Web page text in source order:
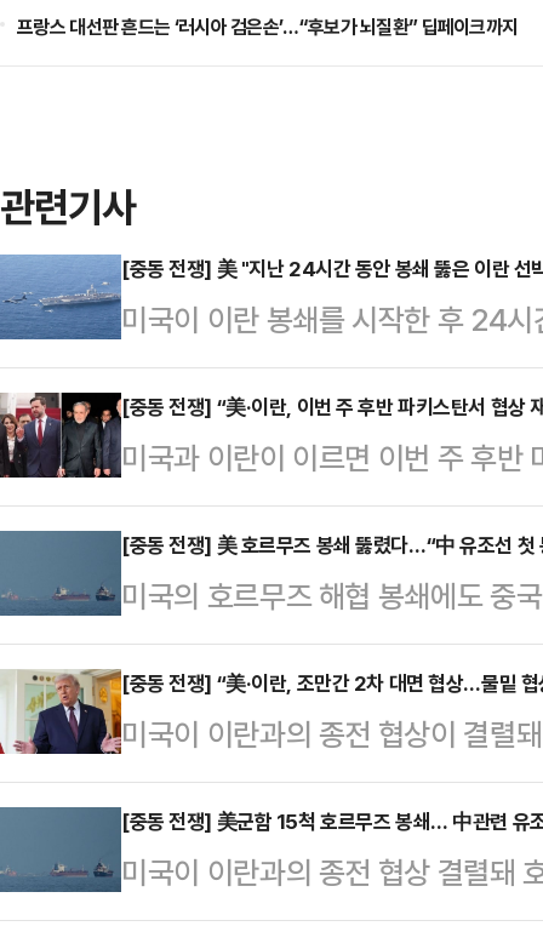
프랑스 대선판 흔드는 ‘러시아 검은손’…“후보가 뇌질환” 딥페이크까지
관련기사
[중동 전쟁] 美 "지난 24시간 동안 봉쇄 뚫은 이란 선
미국이 이란 봉쇄를 시작한 후 24
없었다고 밝혔다.AP통신에 따르면
디어(SNS) 엑스(옛 트위터)를 통
력과 수십 대의 항공기가 이란을
간 동안 미국의 봉쇄를 뚫은 선박은
며 오만만의 이란 항구로 재진입했
만과 오만만의 모든 이란 항구와 연
에 공평…
[중동 전쟁] “美·이란, 이번 주 후반 파키스탄서 협상
미국과 이란이 이르면 이번 주 후반
알려졌다. 다만 우라늄 농축 등 핵
차 협상에서도 난항이 불가피할 전
르면 미국과 이란 협상단은 추가 협
갈 예정이다. 블룸버그통신도 “양
어갔다”고 전했다. 이란 측 관계자
나, 대표단은 일단 17∼19일 사이
미국 측 …
[중동 전쟁] 美 호르무즈 봉쇄 뚫렸다…“中 유조선 첫
미국의 호르무즈 해협 봉쇄에도 중
알려졌다. 미국의 해상 봉쇄가 시작
후 회항했는데, 이중 한 척이 다시
다.로이터통신에 따르면 중국으로
스타리’호는 14일(현지시간) 미국
어났다. 이는 미국의 봉쇄가 시작된
을 빠져나간 첫 선박이 될 것으로
제재 대상 유조선…
[중동 전쟁] “美·이란, 조만간 2차 대면 협상…물밑 협
미국이 이란과의 종전 협상이 결렬
측에서 물밑에서 합의를 시도하고
21일(미 동부시간 오후 8시)로 끝
이라는 관측이 나온다.13일(현지
국자들은 2주 휴전 기간이 만료되
[중동 전쟁] 美군함 15척 호르무즈 봉쇄… 中관련 유
미국이 이란과의 종전 협상 결렬돼
련 유조선 두 척이 해협을 빠져나가